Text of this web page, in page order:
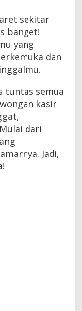
sekitar
banget!
yang
dan
tuntas semua
kasir
dari
Jadi,